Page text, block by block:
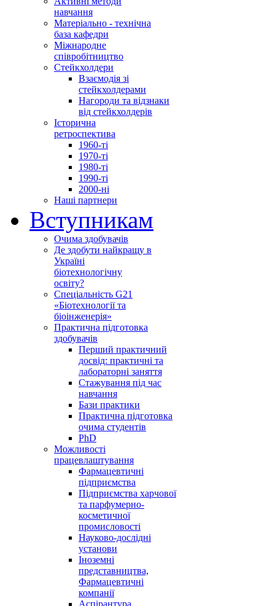
навчання
Матеріально - технічна
база кафедри
Міжнародне
співробітництво
Стейкхолдери
Взаємодія зі
стейкхолдерами
Нагороди та відзнаки
від стейкхолдерів
Історична
ретроспектива
1960-ті
1970-ті
1980-ті
1990-ті
2000-ні
Наші партнери
Вступникам
Очима здобувачів
Де здобути найкращу в
Україні
біотехнологічну
освіту?
Спеціальність G21
«Біотехнології та
біоінженерія»
Практична підготовка
здобувачів
Перший практичний
досвід: практичні та
лабораторні заняття
Стажування під час
навчання
Бази практики
Практична підготовка
очима студентів
PhD
Можливості
працевлаштування
Фармацевтичні
підприємства
Підприємства харчової
та парфумерно-
косметичної
промисловості
Науково-дослідні
установи
Іноземні
представництва,
Фармацевтичні
компанії